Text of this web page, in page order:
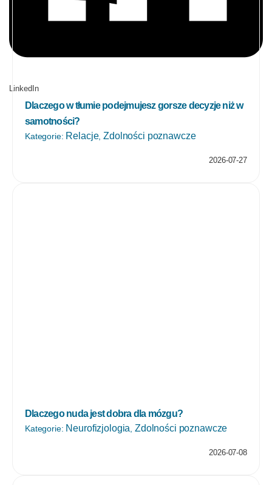
LinkedIn
Dlaczego w tłumie podejmujesz gorsze decyzje niż w
samotności?
Kategorie: Relacje,Zdolności poznawcze
2026-07-27
Dlaczego nuda jest dobra dla mózgu?
Kategorie: Neurofizjologia Zdolności poznawcze
2026-07-08